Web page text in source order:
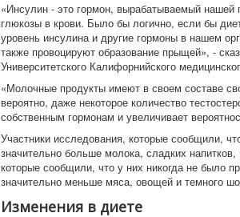
«Инсулин - это гормон, вырабатываемый
глюкозы в крови. Было бы логично, если бы
уровень инсулина и другие гормоны в нашем
также провоцируют образование прыщей», -
Университетского Калифорнийского
«Молочные продукты имеют в своем составе
вероятно, даже некоторое количество
собственным гормонам и увеличивает
Участники исследования, которые сообщили,
значительно больше молока, сладких
которые сообщили, что у них никогда не было
значительно меньше мяса, овощей и темного
Изменения в диете